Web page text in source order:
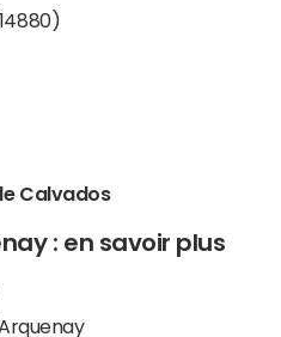
Calvados
: en savoir plus